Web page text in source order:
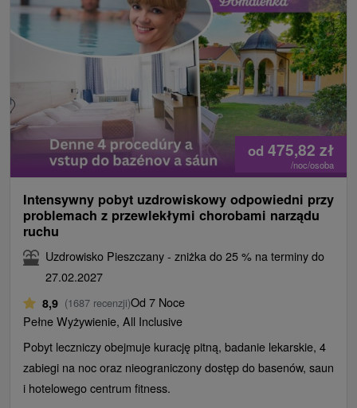
od 475,82 zł
/noc/osoba
Intensywny pobyt uzdrowiskowy odpowiedni przy
problemach z przewlekłymi chorobami narządu
ruchu
Uzdrowisko Pieszczany - zniżka do 25 % na terminy do
27.02.2027
8,9 (1687 recenzji)Od 7 Noce
Pełne Wyżywienie, All Inclusive
Pobyt leczniczy obejmuje kurację pitną, badanie lekarskie, 4
zabiegi na noc oraz nieograniczony dostęp do basenów, saun
i hotelowego centrum fitness.